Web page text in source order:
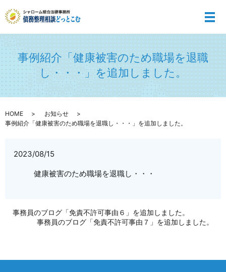
メ
事例紹介「健康被害のため職場を退職
し・・・」を追加しました。
HOME
お知らせ
事例紹介「健康被害のため職場を退職し・・・」を追加しました。
2023/08/15
健康被害のため職場を退職し・・・
事務員のブログ「免責不許可事由６」を追加しました。
事務員のブログ「免責不許可事由７」を追加しました。